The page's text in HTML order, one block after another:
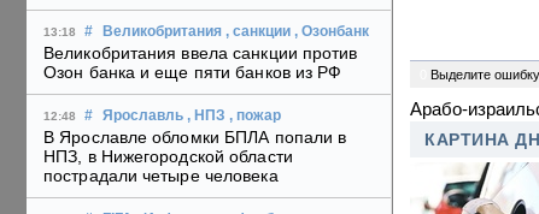
13:18 # Великобритания , санкции , Озонбанк
Великобритания ввела санкции против
Озон банка и еще пяти банков из РФ
12:48 # Ярославль , НПЗ , пожар
В Ярославле обломки БПЛА попали в
НПЗ, в Нижегородской области
пострадали четыре человека
Выделите
Арабо-
КАРТИНА